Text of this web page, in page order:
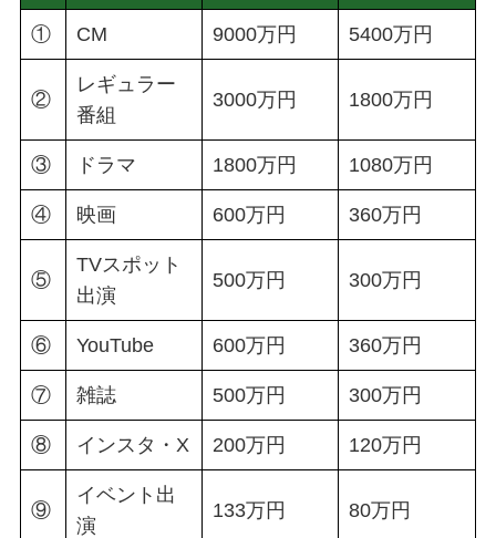
① CM 9000万円 5400万円
②
レギュラー
番組
3000万円 1800万円
③ ドラマ 1800万円 1080万円
④ 映画 600万円 360万円
⑤
TVスポット
出演
500万円 300万円
⑥ YouTube 600万円 360万円
⑦ 雑誌 500万円 300万円
⑧ インスタ・X 200万円 120万円
⑨
イベント出
演
133万円 80万円